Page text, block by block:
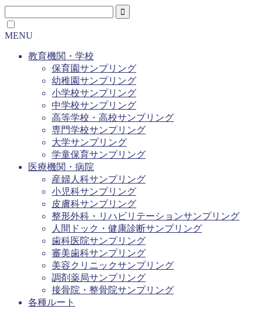
MENU
教育機関・学校
保育園サンプリング
幼稚園サンプリング
小学校サンプリング
中学校サンプリング
高等学校・高校サンプリング
専門学校サンプリング
大学サンプリング
学童保育サンプリング
医療機関・病院
産婦人科サンプリング
小児科サンプリング
皮膚科サンプリング
整形外科・リハビリテーションサンプリング
人間ドック・健康診断サンプリング
歯科医院サンプリング
審美歯科サンプリング
美容クリニックサンプリング
調剤薬局サンプリング
接骨院・整骨院サンプリング
各種ルート